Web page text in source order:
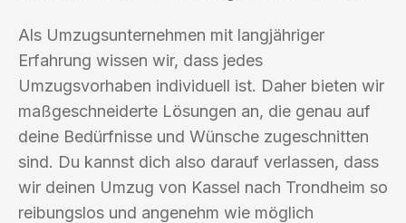
Als Umzugsunternehmen mit langjähriger
Erfahrung wissen wir, dass jedes
Umzugsvorhaben individuell ist. Daher bieten wir
maßgeschneiderte Lösungen an, die genau auf
deine Bedürfnisse und Wünsche zugeschnitten
sind. Du kannst dich also darauf verlassen, dass
wir deinen Umzug von Kassel nach Trondheim so
reibungslos und angenehm wie möglich